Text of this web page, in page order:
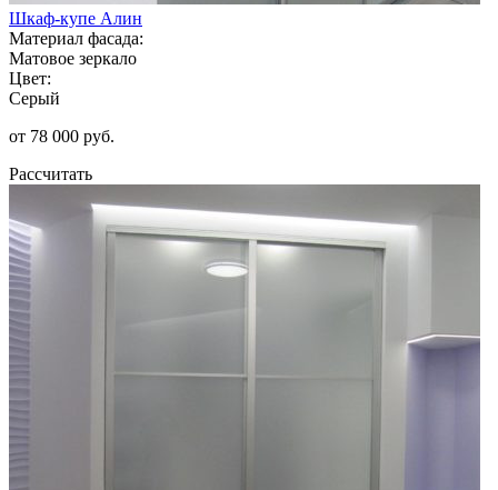
Шкаф-купе Алин
Материал фасада:
Матовое зеркало
Цвет:
Серый
от 78 000 руб.
Рассчитать